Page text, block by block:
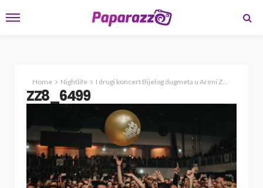
Home Nightlife I drugi koncert Bijelog dugmeta u Areni Zagreb uskoro rasprodan! Brega za zagrebačke koncerte priprema posebno iznenađenje
ZZ8_6499